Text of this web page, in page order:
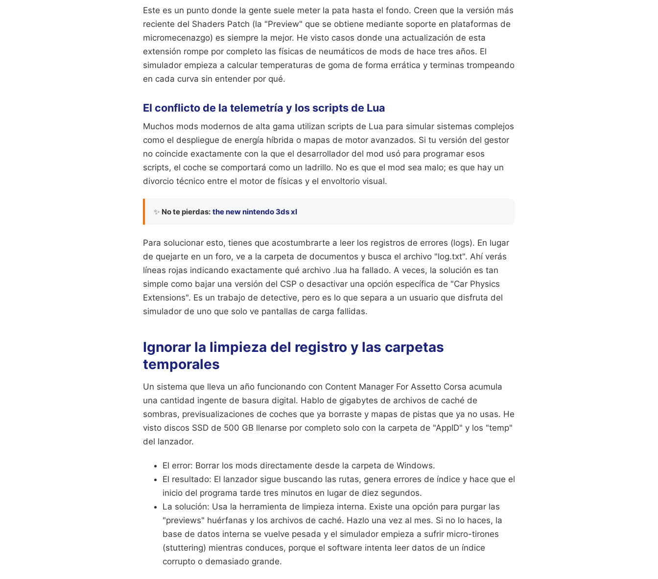
Este es un punto donde la gente suele meter la pata hasta el fondo. Creen que la versión más
reciente del Shaders Patch (la "Preview" que se obtiene mediante soporte en plataformas de
micromecenazgo) es siempre la mejor. He visto casos donde una actualización de esta
extensión rompe por completo las físicas de neumáticos de mods de hace tres años. El
simulador empieza a calcular temperaturas de goma de forma errática y terminas trompeando
en cada curva sin entender por qué.
El conflicto de la telemetría y los scripts de Lua
Muchos mods modernos de alta gama utilizan scripts de Lua para simular sistemas complejos
como el despliegue de energía híbrida o mapas de motor avanzados. Si tu versión del gestor
no coincide exactamente con la que el desarrollador del mod usó para programar esos
scripts, el coche se comportará como un ladrillo. No es que el mod sea malo; es que hay un
divorcio técnico entre el motor de físicas y el envoltorio visual.
✨ No te pierdas: the new nintendo 3ds xl
Para solucionar esto, tienes que acostumbrarte a leer los registros de errores (logs). En lugar
de quejarte en un foro, ve a la carpeta de documentos y busca el archivo "log.txt". Ahí verás
líneas rojas indicando exactamente qué archivo .lua ha fallado. A veces, la solución es tan
simple como bajar una versión del CSP o desactivar una opción específica de "Car Physics
Extensions". Es un trabajo de detective, pero es lo que separa a un usuario que disfruta del
simulador de uno que solo ve pantallas de carga fallidas.
Ignorar la limpieza del registro y las carpetas
temporales
Un sistema que lleva un año funcionando con Content Manager For Assetto Corsa acumula
una cantidad ingente de basura digital. Hablo de gigabytes de archivos de caché de
sombras, previsualizaciones de coches que ya borraste y mapas de pistas que ya no usas. He
visto discos SSD de 500 GB llenarse por completo solo con la carpeta de "AppID" y los "temp"
del lanzador.
El error: Borrar los mods directamente desde la carpeta de Windows.
El resultado: El lanzador sigue buscando las rutas, genera errores de índice y hace que el
inicio del programa tarde tres minutos en lugar de diez segundos.
La solución: Usa la herramienta de limpieza interna. Existe una opción para purgar las
"previews" huérfanas y los archivos de caché. Hazlo una vez al mes. Si no lo haces, la
base de datos interna se vuelve pesada y el simulador empieza a sufrir micro-tirones
(stuttering) mientras conduces, porque el software intenta leer datos de un índice
corrupto o demasiado grande.